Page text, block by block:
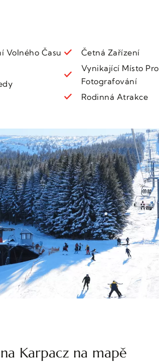
Volného Času
Četná Zařízení
Vynikající Místo Pro
Fotografování
Rodinná Atrakce
Karpacz na mapě